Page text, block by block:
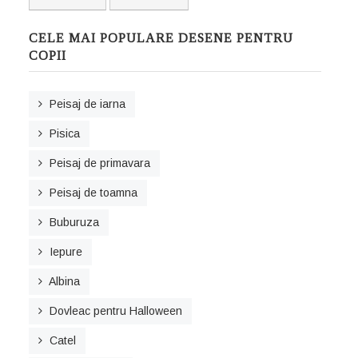
CELE MAI POPULARE DESENE PENTRU
COPII
Peisaj de iarna
Pisica
Peisaj de primavara
Peisaj de toamna
Buburuza
Iepure
Albina
Dovleac pentru Halloween
Catel